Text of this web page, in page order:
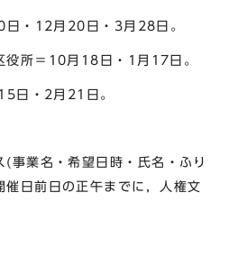
12月20日・3月28日。
＝10月18日・1月17日。
・2月21日。
業名・希望日時・氏名・ふり
催日前日の正午までに，人権文